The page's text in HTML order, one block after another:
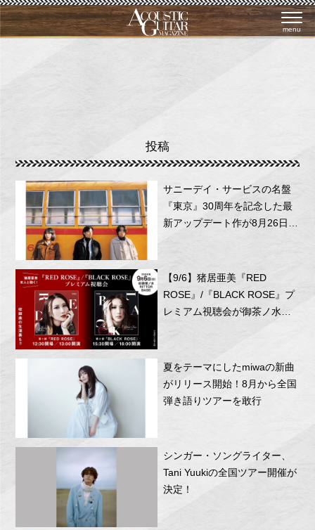
menu
投稿
サニーデイ・サービスの名盤
『東京』30周年を記念した最
新アップデート作が8月26日に
リリース！
【9/6】猪居亜美『RED
ROSE』/『BLACK ROSE』プ
レミアム視聴会が御茶ノ水
夏をテーマにしたmiwaの新曲
がリリース開始！8月から全国
弾き語りツアーを敢行
シンガー・ソングライター、
Tani Yuukiの全国ツアー開催が
決定！